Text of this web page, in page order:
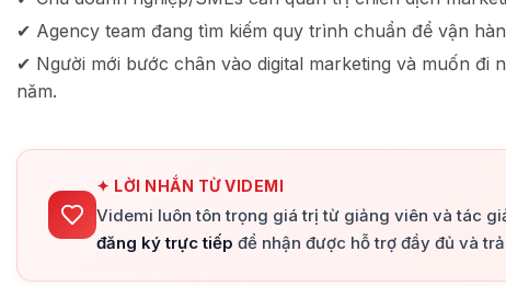
✔ Agency team đang tìm kiếm quy trình chuẩn để vận
✔ Người mới bước chân vào digital marketing và muốn đi
năm.
✦ LỜI NHẮN TỪ VIDEMI
Videmi luôn tôn trọng giá trị từ giảng viên và tác
đăng ký trực tiếp để nhận được hỗ trợ đầy đủ và
+ +